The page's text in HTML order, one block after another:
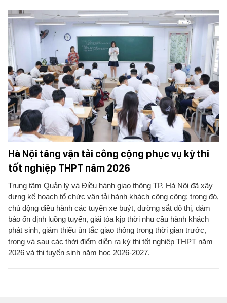
Hà Nội tăng vận tải công cộng phục vụ kỳ thi
tốt nghiệp THPT năm 2026
Trung tâm Quản lý và Điều hành giao thông TP. Hà Nội đã xây
dựng kế hoạch tổ chức vận tải hành khách công cộng; trong đó,
chủ động điều hành các tuyến xe buýt, đường sắt đô thị, đảm
bảo ổn định luồng tuyến, giải tỏa kịp thời nhu cầu hành khách
phát sinh, giảm thiểu ùn tắc giao thông trong thời gian trước,
trong và sau các thời điểm diễn ra kỳ thi tốt nghiệp THPT năm
2026 và thi tuyển sinh năm học 2026-2027.